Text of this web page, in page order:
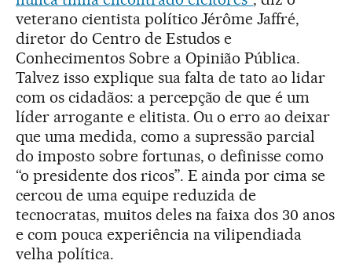
veterano cientista político Jérôme Jaffré,
diretor do Centro de Estudos e
Conhecimentos Sobre a Opinião Pública.
Talvez isso explique sua falta de tato ao lidar
com os cidadãos: a percepção de que é um
líder arrogante e elitista. Ou o erro ao deixar
que uma medida, como a supressão parcial
do imposto sobre fortunas, o definisse como
“o presidente dos ricos”. E ainda por cima se
cercou de uma equipe reduzida de
tecnocratas, muitos deles na faixa dos 30 anos
e com pouca experiência na vilipendiada
velha política.